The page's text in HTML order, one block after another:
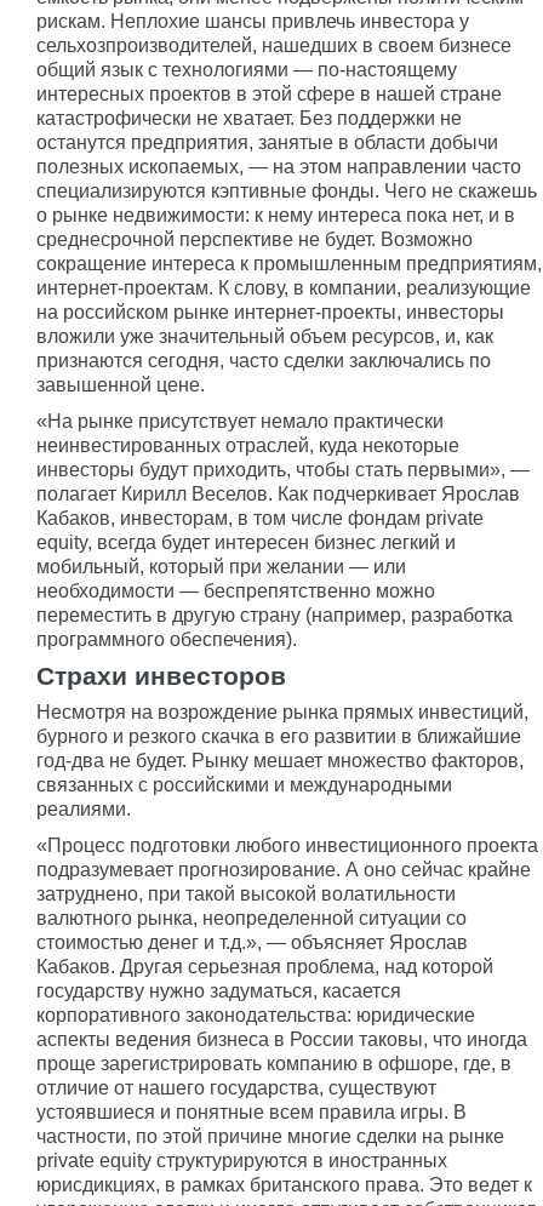
рискам. Неплохие шансы привлечь инвестора у
сельхозпроизводителей, нашедших в своем бизнесе
общий язык с технологиями — по-настоящему
интересных проектов в этой сфере в нашей стране
катастрофически не хватает. Без поддержки не
останутся предприятия, занятые в области добычи
полезных ископаемых, — на этом направлении часто
специализируются кэптивные фонды. Чего не скажешь
о рынке недвижимости: к нему интереса пока нет, и в
среднесрочной перспективе не будет. Возможно
сокращение интереса к промышленным предприятиям,
интернет-проектам. К слову, в компании, реализующие
на российском рынке интернет-проекты, инвесторы
вложили уже значительный объем ресурсов, и, как
признаются сегодня, часто сделки заключались по
завышенной цене.
«На рынке присутствует немало практически
неинвестированных отраслей, куда некоторые
инвесторы будут приходить, чтобы стать первыми», —
полагает Кирилл Веселов. Как подчеркивает Ярослав
Кабаков, инвесторам, в том числе фондам private
equity, всегда будет интересен бизнес легкий и
мобильный, который при желании — или
необходимости — беспрепятственно можно
переместить в другую страну (например, разработка
программного обеспечения).
Страхи инвесторов
Несмотря на возрождение рынка прямых инвестиций,
бурного и резкого скачка в его развитии в ближайшие
год-два не будет. Рынку мешает множество факторов,
связанных с российскими и международными
реалиями.
«Процесс подготовки любого инвестиционного проекта
подразумевает прогнозирование. А оно сейчас крайне
затруднено, при такой высокой волатильности
валютного рынка, неопределенной ситуации со
стоимостью денег и т.д.», — объясняет Ярослав
Кабаков. Другая серьезная проблема, над которой
государству нужно задуматься, касается
корпоративного законодательства: юридические
аспекты ведения бизнеса в России таковы, что иногда
проще зарегистрировать компанию в офшоре, где, в
отличие от нашего государства, существуют
устоявшиеся и понятные всем правила игры. В
частности, по этой причине многие сделки на рынке
private equity структурируются в иностранных
юрисдикциях, в рамках британского права. Это ведет к